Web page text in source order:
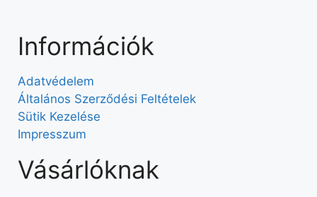
Információk
Adatvédelem
Általános Szerződési Feltételek
Sütik Kezelése
Impresszum
Vásárlóknak